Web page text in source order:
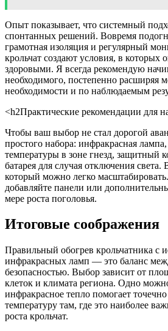
Опыт показывает, что системный
спонтанных решений. Вовремя
грамотная изоляция и регулярный
крольчат создают условия, в которых
здоровыми. Я всегда рекомендую
необходимого, постепенно расширяя
необходимости и по наблюдаемым
<h2Практические рекомендации для
Чтобы ваш выбор не стал дорогой
простого набора: инфракрасная
температуры в зоне гнезд, защитный
батарея для случая отключения света.
который можно легко
добавляйте панели или
мере роста поголовья.
Итоговые соображения
Правильный обогрев крольчатника с
инфракрасных ламп — это баланс
безопасностью. Выбор зависит от
клеток и климата региона. Одно
инфракрасное тепло помогает
температуру там, где это наиболее
роста крольчат.